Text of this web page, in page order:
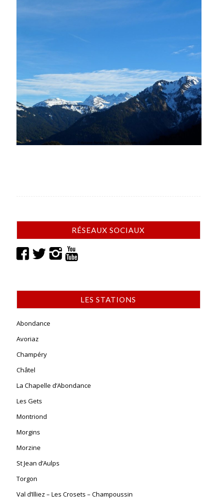
RÉSEAUX SOCIAUX
LES STATIONS
Abondance
Avoriaz
Champéry
Châtel
La Chapelle d’Abondance
Les Gets
Montriond
Morgins
Morzine
St Jean d’Aulps
Torgon
Val d’Illiez – Les Crosets – Champoussin